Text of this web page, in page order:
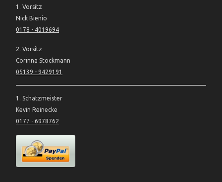
1. Vorsitz
Nick Bienio
0178 - 4019694
2. Vorsitz
Corinna Stöckmann
05139 - 9429191
1. Schatzmeister
Kevin Reinecke
0177 - 6978762